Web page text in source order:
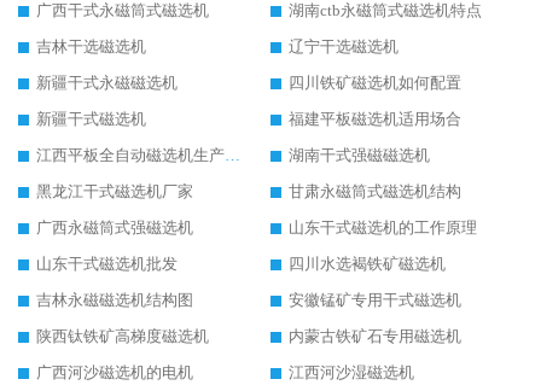
广西干式永磁筒式磁选机
湖南ctb永磁筒式磁选机特点
吉林干选磁选机
辽宁干选磁选机
新疆干式永磁磁选机
四川铁矿磁选机如何配置
新疆干式磁选机
福建平板磁选机适用场合
江西平板全自动磁选机生产厂家
湖南干式强磁磁选机
黑龙江干式磁选机厂家
甘肃永磁筒式磁选机结构
广西永磁筒式强磁选机
山东干式磁选机的工作原理
山东干式磁选机批发
四川水选褐铁矿磁选机
吉林永磁磁选机结构图
安徽锰矿专用干式磁选机
陕西钛铁矿高梯度磁选机
内蒙古铁矿石专用磁选机
广西河沙磁选机的电机
江西河沙湿磁选机